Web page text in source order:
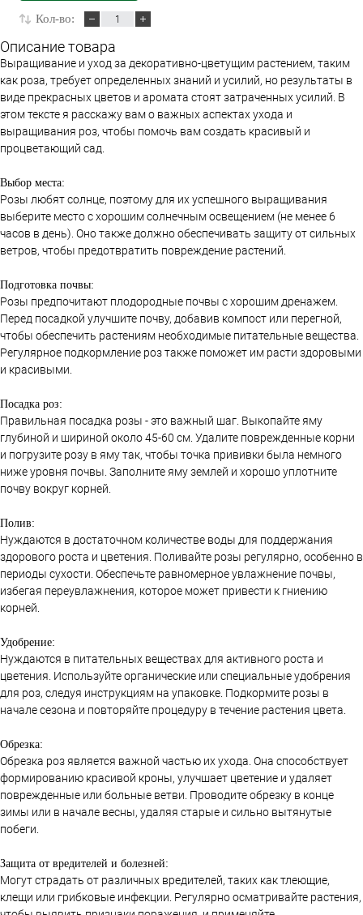
Кол-во:
Описание товара
Выращивание и уход за декоративно-цветущим растением, таким
как роза, требует определенных знаний и усилий, но результаты в
виде прекрасных цветов и аромата стоят затраченных усилий. В
этом тексте я расскажу вам о важных аспектах ухода и
выращивания роз, чтобы помочь вам создать красивый и
процветающий сад.
Выбор места:
Розы любят солнце, поэтому для их успешного выращивания
выберите место с хорошим солнечным освещением (не менее 6
часов в день). Оно также должно обеспечивать защиту от сильных
ветров, чтобы предотвратить повреждение растений.
Подготовка почвы:
Розы предпочитают плодородные почвы с хорошим дренажем.
Перед посадкой улучшите почву, добавив компост или перегной,
чтобы обеспечить растениям необходимые питательные вещества.
Регулярное подкормление роз также поможет им расти здоровыми
и красивыми.
Посадка роз:
Правильная посадка розы - это важный шаг. Выкопайте яму
глубиной и шириной около 45-60 см. Удалите поврежденные корни
и погрузите розу в яму так, чтобы точка прививки была немного
ниже уровня почвы. Заполните яму землей и хорошо уплотните
почву вокруг корней.
Полив:
Нуждаются в достаточном количестве воды для поддержания
здорового роста и цветения. Поливайте розы регулярно, особенно в
периоды сухости. Обеспечьте равномерное увлажнение почвы,
избегая переувлажнения, которое может привести к гниению
корней.
Удобрение:
Нуждаются в питательных веществах для активного роста и
цветения. Используйте органические или специальные удобрения
для роз, следуя инструкциям на упаковке. Подкормите розы в
начале сезона и повторяйте процедуру в течение растения цвета.
Обрезка:
Обрезка роз является важной частью их ухода. Она способствует
формированию красивой кроны, улучшает цветение и удаляет
поврежденные или больные ветви. Проводите обрезку в конце
зимы или в начале весны, удаляя старые и сильно вытянутые
побеги.
Защита от вредителей и болезней:
Могут страдать от различных вредителей, таких как тлеющие,
клещи или грибковые инфекции. Регулярно осматривайте растения,